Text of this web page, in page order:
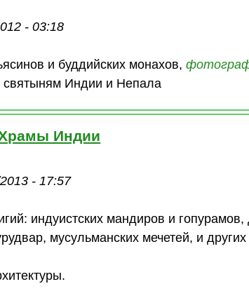
- 03:18
и буддийских монахов,
святыням Индии и Непала
Индии
- 17:57
индуистских мандиров и гопурамов,
мусульманских мечетей, и